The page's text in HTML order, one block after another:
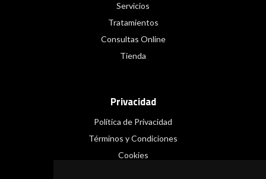
Servicios
Tratamientos
Consultas Online
Tienda
Privacidad
Política de Privacidad
Términos y Condiciones
Cookies